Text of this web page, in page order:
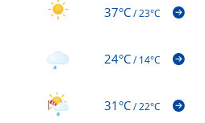
37°C/23°C
24°C/14°C
31°C/22°C